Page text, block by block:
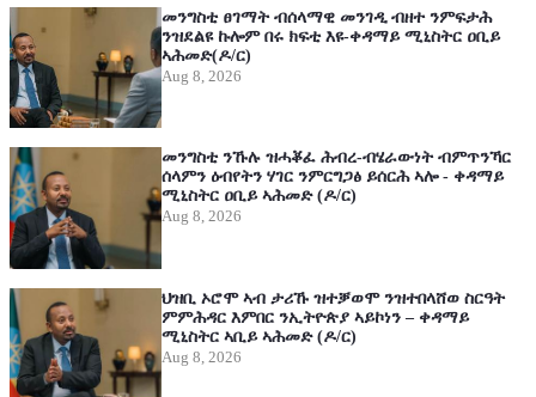
መንግስቲ ፀገማት ብሰላማዊ መንገዲ ብዘተ ንምፍታሕ
ንዝደልዩ ኩሎም በሩ ክፍቲ እዩ-ቀዳማይ ሚኒስትር ዐቢይ
ኣሕመድ(ዶ/ር)
Aug 8, 2026
መንግስቲ ንኹሉ ዝሓቖፈ ሕብረ-ብሄራውነት ብምጥንኻር
ሰላምን ዕብየትን ሃገር ንምርግጋፅ ይሰርሕ ኣሎ - ቀዳማይ
ሚኒስትር ዐቢይ ኣሕመድ (ዶ/ር)
Aug 8, 2026
ህዝቢ ኦሮሞ ኣብ ታሪኹ ዝተቓወሞ ንዝተበላሸወ ስርዓት
ምምሕዳር እምበር ንኢትዮጵያ ኣይኮነን – ቀዳማይ
ሚኒስትር ኣቢይ ኣሕመድ (ዶ/ር)
Aug 8, 2026